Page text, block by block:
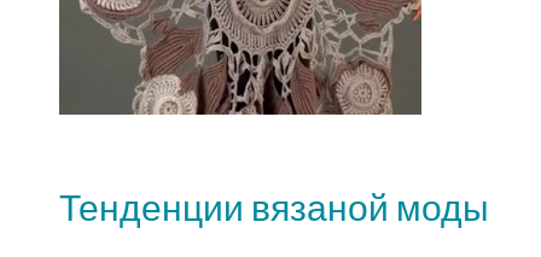
Тенденции вязаной моды